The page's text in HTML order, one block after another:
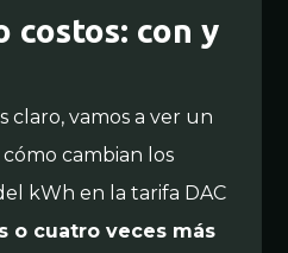
costos: con y
claro, vamos a ver un
cambian los
kWh en la tarifa DAC
o cuatro veces más